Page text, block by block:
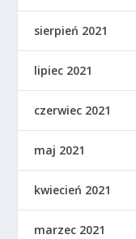
sierpień 2021
lipiec 2021
czerwiec 2021
maj 2021
kwiecień 2021
marzec 2021